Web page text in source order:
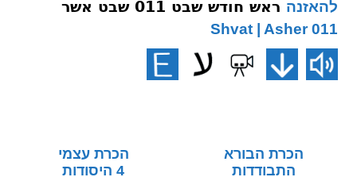
להאזנה ראש חודש שבט 011 שבט אשר
011 Shvat | Asher
הכרת הבורא
הכרת עצמי
התבודדות
4 היסודות